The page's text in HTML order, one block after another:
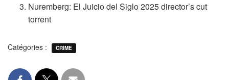
Nuremberg: El Juicio del Siglo 2025 director’s cut
torrent
Catégories : CRIME